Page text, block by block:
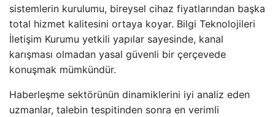
sistemlerin kurulumu, bireysel cihaz fiyatlarından başka
total hizmet kalitesini ortaya koyar. Bilgi Teknolojileri
İletişim Kurumu yetkili yapılar sayesinde, kanal
karışması olmadan yasal güvenli bir çerçevede
konuşmak mümkündür.
Haberleşme sektörünün dinamiklerini iyi analiz eden
uzmanlar, talebin tespitinden sonra en verimli